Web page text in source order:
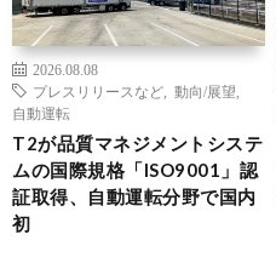
2026.08.08
プレスリリースなど
動向/展望
自動運転
T2が品質マネジメントシステ
ムの国際規格「ISO9001」認
証取得、自動運転分野で国内
初